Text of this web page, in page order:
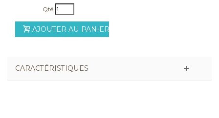
Qté
AJOUTER AU PANIER
CARACTÉRISTIQUES